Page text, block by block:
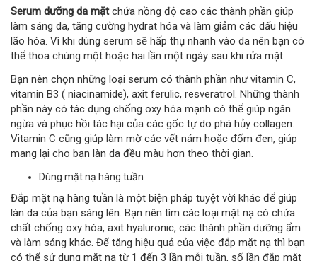
Serum dưỡng da mặtchứa nồng độ cao các thành phần giúp
làm sáng da, tăng cường hydrat hóa và làm giảm các dấu hiệu
lão hóa. Vì khi dùng serum sẽ hấp thụ nhanh vào da nên bạn có
thể thoa chúng một hoặc hai lần một ngày sau khi rửa mặt.
Bạn nên chọn những loại serum có thành phần như vitamin C,
vitamin B3 ( niacinamide), axit ferulic, resveratrol. Những thành
phần này có tác dụng chống oxy hóa mạnh có thể giúp ngăn
ngừa và phục hồi tác hại của các gốc tự do phá hủy collagen.
Vitamin C cũng giúp làm mờ các vết nám hoặc đốm đen, giúp
mang lại cho bạn làn da đều màu hơn theo thời gian.
Dùng mặt nạ hàng tuần
Đắp mặt nạ hàng tuần là một biện pháp tuyệt vời khác để giúp
làn da của bạn sáng lên. Bạn nên tìm các loại mặt nạ có chứa
chất chống oxy hóa, axit hyaluronic, các thành phần dưỡng ẩm
và làm sáng khác. Để tăng hiệu quả của việc đắp mặt nạ thì bạn
có thể sử dụng mặt nạ từ 1 đến 3 lần mỗi tuần, số lần đắp mặt